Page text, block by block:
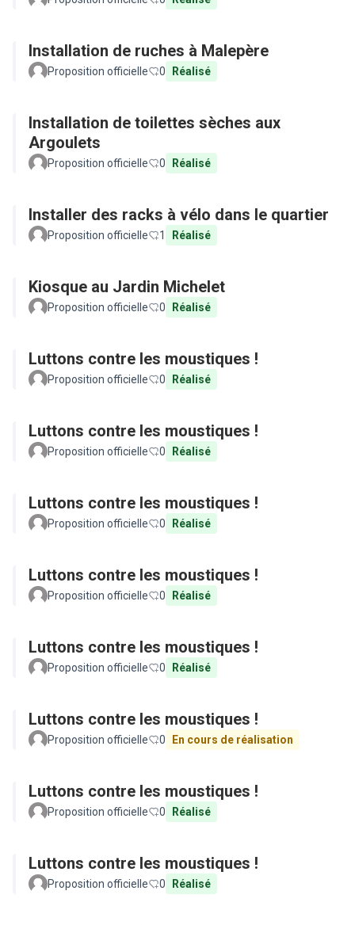
Installation de ruches à Malepère
Proposition officielle 0 Réalisé
Installation de toilettes sèches aux
Argoulets
Proposition officielle 0 Réalisé
Installer des racks à vélo dans le quartier
Proposition officielle 1 Réalisé
Kiosque au Jardin Michelet
Proposition officielle 0 Réalisé
Luttons contre les moustiques !
Proposition officielle 0 Réalisé
Luttons contre les moustiques !
Proposition officielle 0 Réalisé
Luttons contre les moustiques !
Proposition officielle 0 Réalisé
Luttons contre les moustiques !
Proposition officielle 0 Réalisé
Luttons contre les moustiques !
Proposition officielle 0 Réalisé
Luttons contre les moustiques !
Proposition officielle 0 En cours de réalisation
Luttons contre les moustiques !
Proposition officielle 0 Réalisé
Luttons contre les moustiques !
Proposition officielle 0 Réalisé